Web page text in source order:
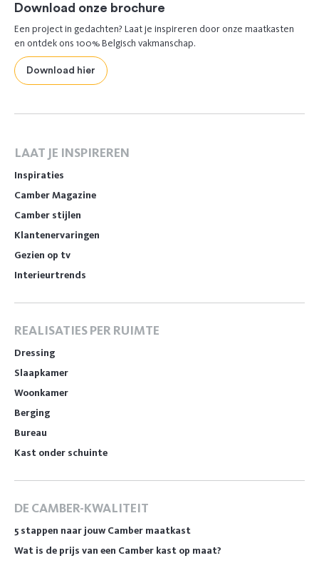
Download onze brochure
Een project in gedachten? Laat je inspireren door onze maatkasten
en ontdek ons 100% Belgisch vakmanschap.
Download hier
LAAT JE INSPIREREN
Inspiraties
Camber Magazine
Camber stijlen
Klantenervaringen
Gezien op tv
Interieurtrends
REALISATIES PER RUIMTE
Dressing
Slaapkamer
Woonkamer
Berging
Bureau
Kast onder schuinte
DE CAMBER-KWALITEIT
5 stappen naar jouw Camber maatkast
Wat is de prijs van een Camber kast op maat?